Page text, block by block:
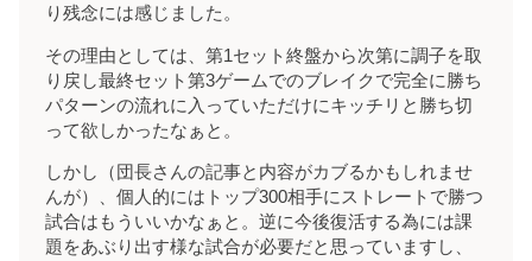
り残念には感じました。
その理由としては、第1セット終盤から次第に調子を取
り戻し最終セット第3ゲームでのブレイクで完全に勝ち
パターンの流れに入っていただけにキッチリと勝ち切
って欲しかったなぁと。
しかし（団長さんの記事と内容がカブるかもしれませ
んが）、個人的にはトップ300相手にストレートで勝つ
試合はもういいかなぁと。逆に今後復活する為には課
題をあぶり出す様な試合が必要だと思っていますし、